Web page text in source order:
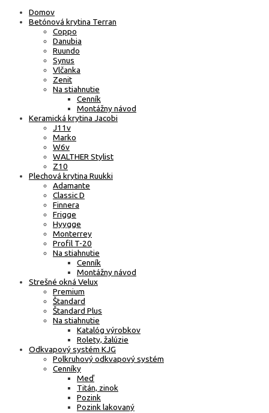
Domov
Betónová krytina Terran
Coppo
Danubia
Ruundo
Synus
Vlčanka
Zenit
Na stiahnutie
Cenník
Montážny návod
Keramická krytina Jacobi
J11v
Marko
W6v
WALTHER Stylist
Z10
Plechová krytina Ruukki
Adamante
Classic D
Finnera
Frigge
Hyygge
Monterrey
Profil T-20
Na stiahnutie
Cenník
Montážny návod
Strešné okná Velux
Premium
Štandard
Štandard Plus
Na stiahnutie
Katalóg výrobkov
Rolety, žalúzie
Odkvapový systém KJG
Polkruhový odkvapový systém
Cenníky
Meď
Titán, zinok
Pozink
Pozink lakovaný